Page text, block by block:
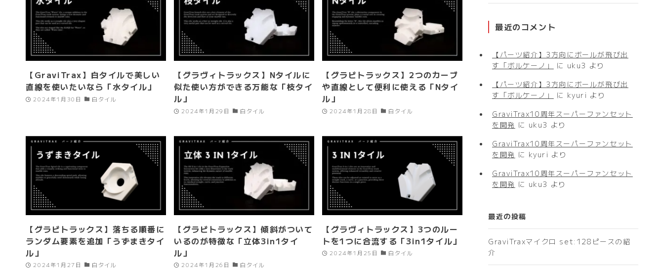
【GraviTrax】白タイルで美しい
直線を使いたいなら「水タイル」
2024年1月30日 白タイル
【グラヴィトラックス】Nタイルに
似た使い方ができる万能な「枝タイ
ル」
2024年1月29日 白タイル
【グラビトラックス】2つのカーブ
や直線として便利に使える「Nタイ
ル」
2024年1月28日 白タイル
【グラビトラックス】落ちる順番に
ランダム要素を追加「うずまきタイ
ル」
2024年1月27日 白タイル
【グラビトラックス】傾斜がついて
いるのが特徴な「立体3in1タイ
ル」
2024年1月26日 白タイル
【グラヴィトラックス】3つのルー
トを1つに合流する「3in1タイル」
2024年1月25日 白タイル
最近のコメント
【パーツ紹介】3方向にボールが飛び出
す「ボルケーノ」
に uku3 より
【パーツ紹介】3方向にボールが飛び出
す「ボルケーノ」
に kyuri より
GraviTrax10周年スーパーファンセット
を開発 に uku3 より
GraviTrax10周年スーパーファンセット
を開発 に kyuri より
GraviTrax10周年スーパーファンセット
を開発 に uku3 より
最近の投稿
GraviTraxマイクロ set:128ピースの紹
介